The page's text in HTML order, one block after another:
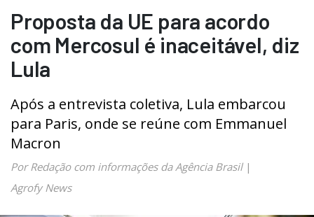
Proposta da UE para acordo
com Mercosul é inaceitável, diz
Lula
Após a entrevista coletiva, Lula embarcou
para Paris, onde se reúne com Emmanuel
Macron
Por Redação com informações da Agência Brasil|
Agrofy News